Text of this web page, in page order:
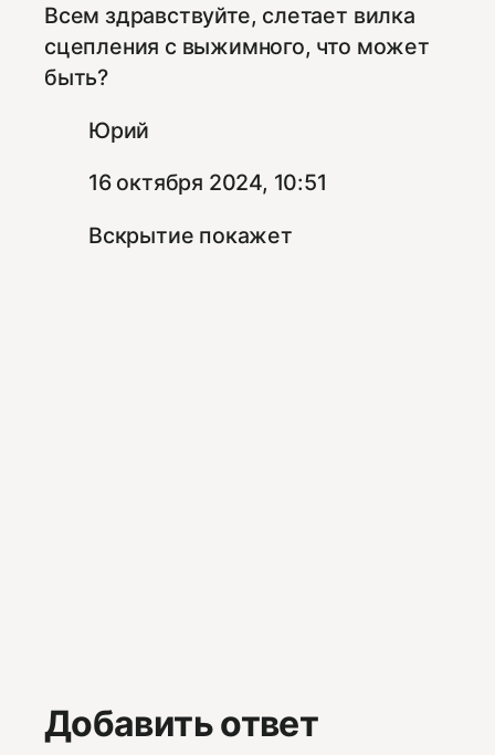
Всем здравствуйте, слетает вилка
сцепления с выжимного, что может
быть?
Юрий
16 октября 2024, 10:51
Вскрытие покажет
Добавить ответ